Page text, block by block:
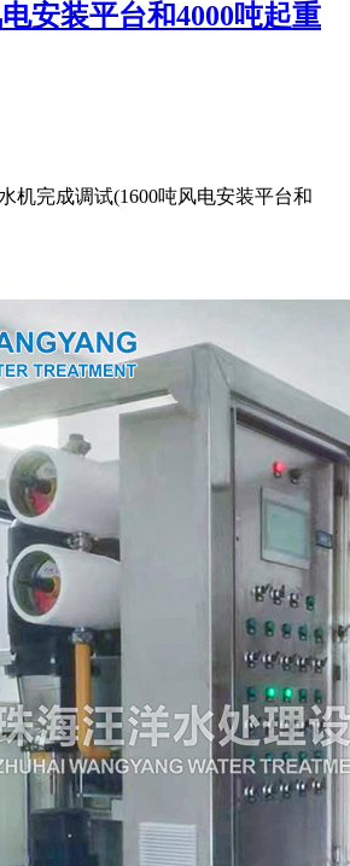
安装平台和4000吨起重
机完成调试(1600吨风电安装平台和